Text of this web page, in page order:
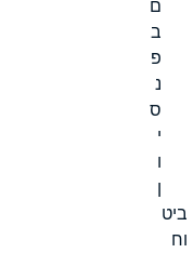
ם
ב
פ
נ
ס
י
ו
ן
ביט
וח